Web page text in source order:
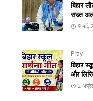
बिहार
सख्त
9 मई,
Pray
बिहार
और
2